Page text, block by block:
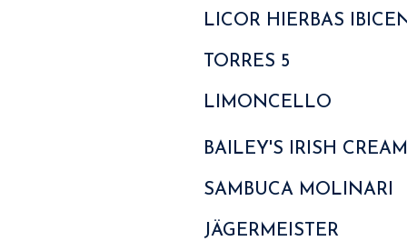
LICOR HIERBAS
TORRES 5
LIMONCELLO
BAILEY'S IRISH CREAM
SAMBUCA MOLINARI
JÄGERMEISTER